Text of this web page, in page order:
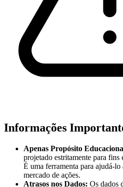
Informações
Apenas Propósito
projetado estritamente para
É uma ferramenta para ajudá-
mercado de ações.
Atrasos nos Dados: Os dados